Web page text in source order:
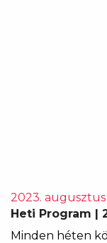
2023. augusztus
Heti Program |
Minden héten